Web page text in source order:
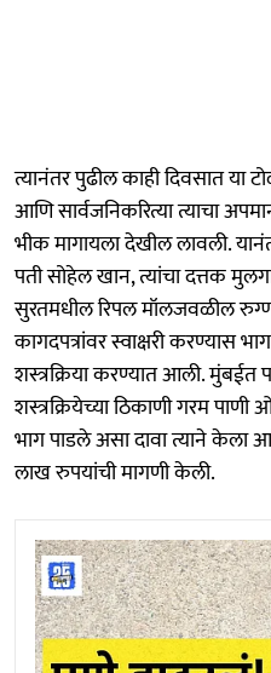
त्यानंतर पुढील काही दिवसात या
आणि सार्वजनिकरित्या त्याचा
भीक मागायला देखील लावली.
पती सोहेल खान, त्यांचा दत्तक
सुरतमधील रिपल मॉलजवळील
कागदपत्रांवर स्वाक्षरी करण्यास
शस्त्रक्रिया करण्यात आली. मुंबईत
शस्त्रक्रियेच्या ठिकाणी गरम
भाग पाडले असा दावा त्याने केला
लाख रुपयांची मागणी केली.